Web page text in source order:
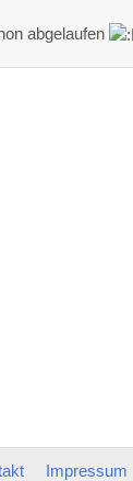
abgelaufen
Impressum